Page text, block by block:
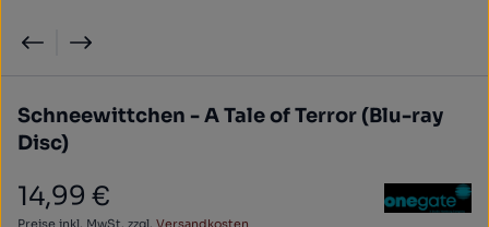
Schneewittchen - A Tale of Terror (Blu-ray
Disc)
Regulärer Preis:
14,99 €
Preise inkl. MwSt. zzgl. Versandkosten